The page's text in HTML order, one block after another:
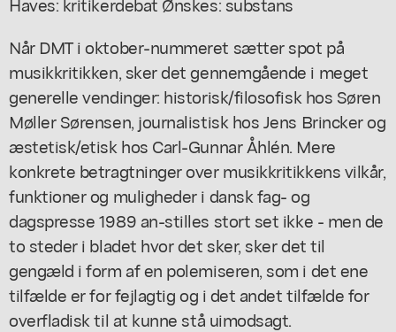
Når DMT i oktober-nummeret sætter spot på
musikkritikken, sker det gennemgående i meget
generelle vendinger: historisk/filosofisk hos Søren
Møller Sørensen, journalistisk hos Jens Brincker og
æstetisk/etisk hos Carl-Gunnar Åhlén. Mere
konkrete betragtninger over musikkritikkens vilkår,
funktioner og muligheder i dansk fag- og
dagspresse 1989 an-stilles stort set ikke - men de
to steder i bladet hvor det sker, sker det til
gengæld i form af en polemiseren, som i det ene
tilfælde er for fejlagtig og i det andet tilfælde for
overfladisk til at kunne stå uimodsagt.